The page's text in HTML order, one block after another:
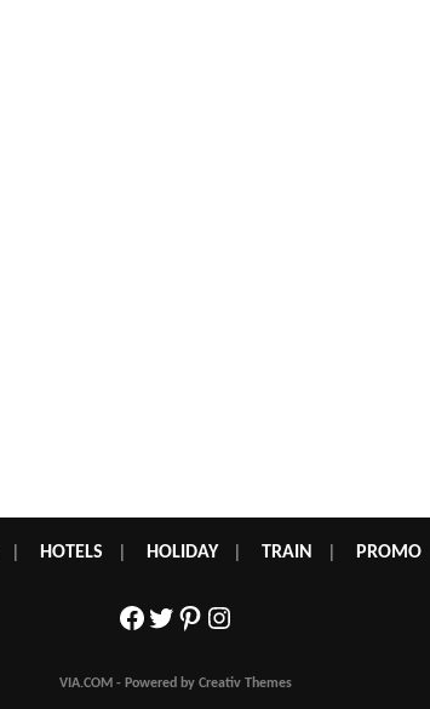
HOTELS HOLIDAY| TRAIN PROMO
Facebook
Twitter
Pinterest
Instagram
VIA.COM - Powered by Creativ Themes